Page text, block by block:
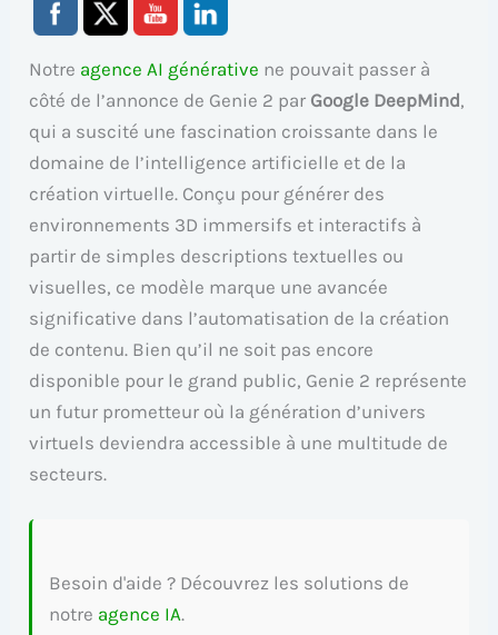
Notre agence AI générative ne pouvait passer à
côté de l’annonce de Genie 2 par Google DeepMind,
qui a suscité une fascination croissante dans le
domaine de l’intelligence artificielle et de la
création virtuelle. Conçu pour générer des
environnements 3D immersifs et interactifs à
partir de simples descriptions textuelles ou
visuelles, ce modèle marque une avancée
significative dans l’automatisation de la création
de contenu. Bien qu’il ne soit pas encore
disponible pour le grand public, Genie 2 représente
un futur prometteur où la génération d’univers
virtuels deviendra accessible à une multitude de
secteurs.
Besoin d'aide ? Découvrez les solutions de
notre agence IA.